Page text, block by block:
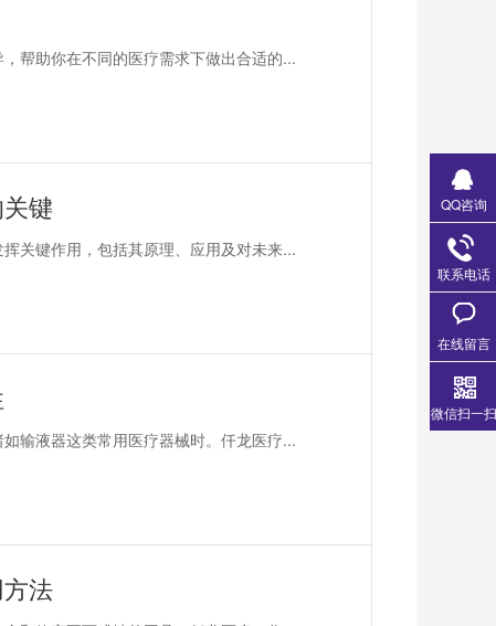
帮助你在不同的医疗需求下做出合适的...
键
关键作用，包括其原理、应用及对未来...
输液器这类常用医疗器械时。仟龙医疗...
法
QQ咨询
联系电话
在线留言
微信扫一扫